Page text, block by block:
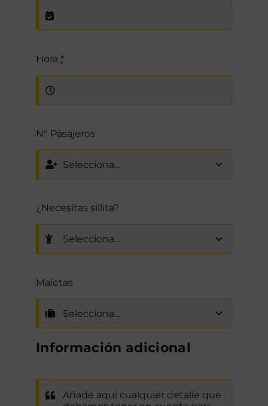
Hora *
Nº Pasajeros
¿Necesitas sillita?
Maletas
Información adicional